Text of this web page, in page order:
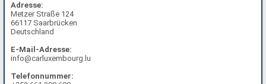
Adresse:
Metzer Straße 124
66117 Saarbrücken
Deutschland
E-Mail-Adresse:
info@carluxembourg.lu
Telefonnummer: